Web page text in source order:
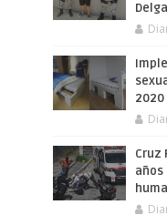
2020
Cruz